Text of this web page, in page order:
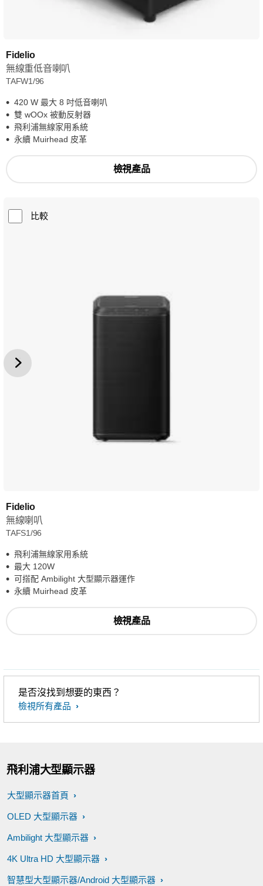
Fidelio
無線重低音喇叭
TAFW1/96
420 W 最大 8 吋低音喇叭
雙 wOOx 被動反射器
飛利浦無線家用系統
永續 Muirhead 皮革
檢視產品
比較
Fidelio
無線喇叭
TAFS1/96
飛利浦無線家用系統
最大 120W
可搭配 Ambilight 大型顯示器運作
永續 Muirhead 皮革
檢視產品
是否沒找到想要的東西？
檢視所有產品
飛利浦大型顯示器
大型顯示器首頁
OLED 大型顯示器
Ambilight 大型顯示器
4K Ultra HD 大型顯示器
智慧型大型顯示器/Android 大型顯示器